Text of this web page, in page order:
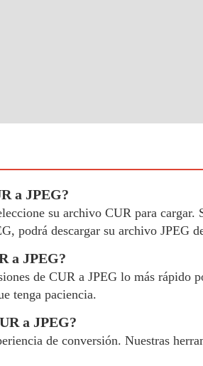
a JPEG?
su archivo CUR para cargar.
podrá descargar su archivo JPEG
a JPEG?
de CUR a JPEG lo más rápido
tenga paciencia.
a JPEG?
de conversión. Nuestras